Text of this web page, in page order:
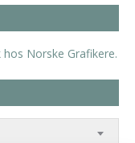
Norske Grafikere.